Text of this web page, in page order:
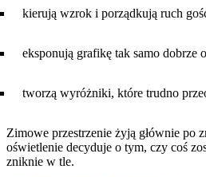
kierują wzrok i porządkują ruch
eksponują grafikę tak samo dobrze
tworzą wyróżniki, które trudno
Zimowe przestrzenie żyją głównie po
oświetlenie decyduje o tym, czy coś
zniknie w tle.